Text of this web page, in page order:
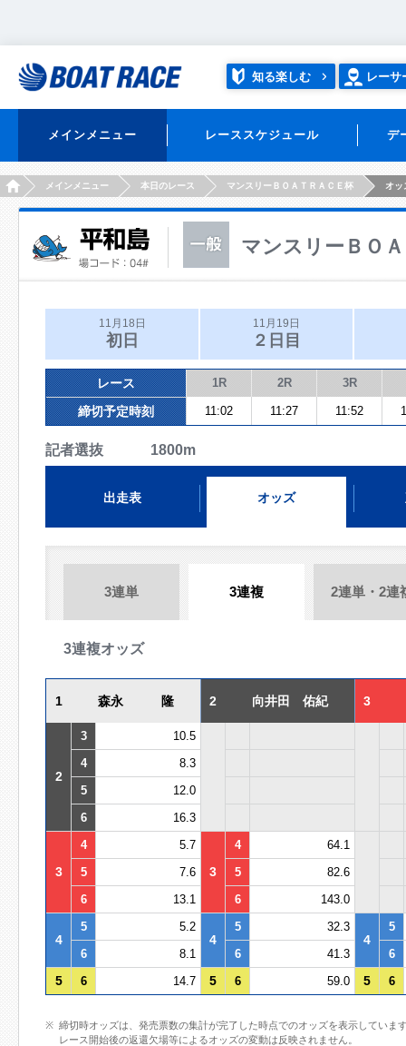
知る楽しむ レーサ
メインメニュー レーススケジュール デ
HOMEメインメニュー 本日のレース マンスリーＢＯＡＴＲＡＣＥ杯 オッ
マンスリーＢＯ
11月18日
初日
11月19日
２日目
レース 1R 2R 3R
締切予定時刻 11:02 11:27 11:52
記者選抜 1800m
出走表 オッズ
3連単 3連複 2連単・2連
3連複オッズ
1 森永 隆 2 向井田 佑紀 3
2
3
10.5
4
8.3
5
12.0
6
16.3
3
4 5.7
3
4
64.1
5
7.6 5
82.6
6
13.1 6 143.0
4
5 5.2
4
5 32.3
4
5
6
8.1 6 41.3 6
5 6 14.7 5 6 59.0 5 6
締切時オッズは、発売票数の集計が完了した時点でのオッズを表示していま
レース開始後の返還欠場等によるオッズの変動は反映されません。